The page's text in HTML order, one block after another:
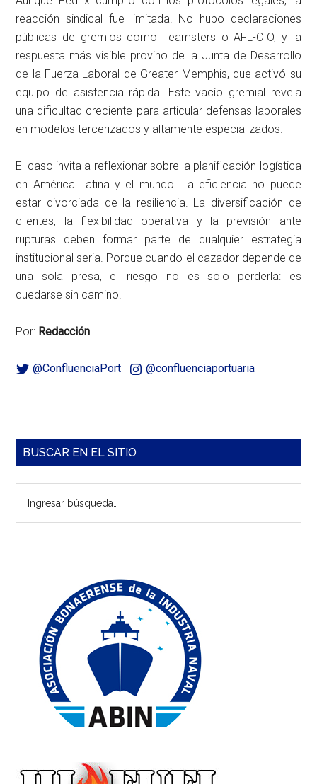
reacción sindical fue limitada. No hubo declaraciones
públicas de gremios como Teamsters o AFL-CIO, y la
respuesta más visible provino de la Junta de Desarrollo
de la Fuerza Laboral de Greater Memphis, que activó su
equipo de asistencia rápida. Este vacío gremial revela
una dificultad creciente para articular defensas laborales
en modelos tercerizados y altamente especializados.
El caso invita a reflexionar sobre la planificación logística
en América Latina y el mundo. La eficiencia no puede
estar divorciada de la resiliencia. La diversificación de
clientes, la flexibilidad operativa y la previsión ante
rupturas deben formar parte de cualquier estrategia
institucional seria. Porque cuando el cazador depende de
una sola presa, el riesgo no es solo perderla: es
quedarse sin camino.
Por: Redacción
@ConfluenciaPort | @confluenciaportuaria
Barra
principal
BUSCAR EN EL SITIO
búsqueda…